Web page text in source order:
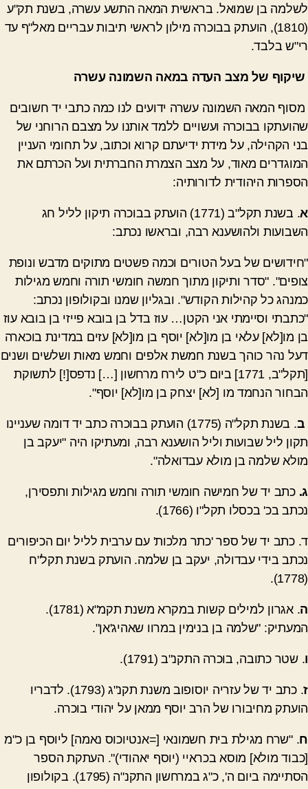
לשלמה בן שמואל. בראשית המאה התשע עשרה, בשנת תק"ע
(1810), הועתק בבוכרה מילון לראשי תיבות עבריים מאל"ף עד
רי"ש בלבד.
שיקוף של מצב העדה במאה השמונה עשרה
מסוף המאה השמונה עשרה ידועים לנו כמה כתבי יד חשובים
שהועתקו בבוכרה ועשויים ללמד אותנו על מצבם הרוחני של
בני הקהילה, על מידת ידיעתם קרוא וכתוב, על תחומי העניין
המוגדרים מאוד, על מצב הצמרת החברתית ועל הכרתם את
הספרות היהודית לדורותיה:
א
. בשנת תקל"ב (1771) הועתק בבוכרה תיקון לליל חג
השבועות ולהושענא רבה, ובראשו נכתב:
"חידושים של בעל הטורים וכמה פשטים מתוקים מדבש ונופת
צופים". "סדר ותיקון מתוך חמשה חומשי תורה וחמש מגילות
כמנהג כל קהילות הקודש". ובגליון שמנו ובקולופון נכתב:
"כתבתי וסיימתי אני הקטן… עוז בדל בן בובא פייזי בן בובא עוז
בן מו[לא] עלאי בן מו[לא] יוסף בן מו[לא] עזים במדינת בוכארה
דעל נהר כוהך בשנת חמשת אלפים וחמש מאות ושלשים ושנים
[תקל"ב, 1771] ביום כ"ט לירח מרחשון […] נדפס[!] לתשוקת
הבחור הנחמד מו [לא] יצחק בן מו[לא] יוסף".
ב
. בשנת תקל"ה (1775) הועתק בבוכרה כתב יד דומה שעניינו
תקון ליל שבועות וליל הושענא רבה, ומעתיקו היה "יעקב בן
מולא שלמה בן מולא עבדואלה".
ג. כתב יד של חמישה חומשי תורה וחמש מגילות ותפסירן,
נכתב בכ' בכסלו תקל"ו (1766).
ד. כתב יד של ספר 'כתר מלכות' עם ערבית לליל יום הכיפורים
נכתב בידי עבדולה, יעקב בן שלמה. הועתק בשנת תקל"ח
(1778).
ה
. אגרון למילים קשות במקרא משנת תקמ"א (1781).
המעתיק: "שלמה בן בנימין במרוו שאהיג'אן".
ו. שטר כתובה, בוכרה התקנ"ב (1791).
ז
. כתב יד של עזריה יוסופוב משנת תקנ"ג (1793). לדבריו
הועתק מחיבורו של הרב יוסף ממאן על יהודי בוכרה.
ח. "שרח מגילת בית חשמונאי [=אנטיוכוס נאמה] ליוסף בן כ"מ
[כבוד מולא] מוסא בכראיי (יוסף יאהודי)". העתקת הספר
הסתיימה ביום ה', כ"ג במרחשון התקנ"ה (1795). בקולופון